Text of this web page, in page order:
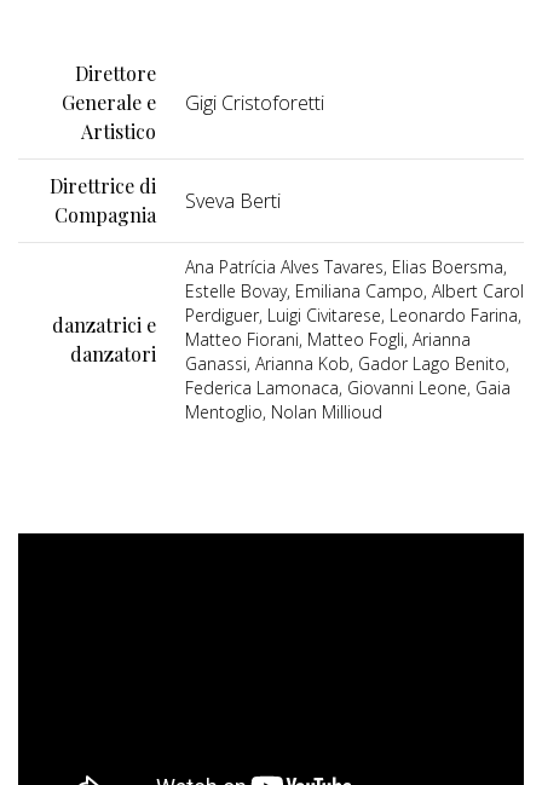
Direttore
Generale e
Artistico
Gigi Cristoforetti
Direttrice di
Compagnia
Sveva Berti
danzatrici e
danzatori
Ana Patrícia Alves Tavares, Elias Boersma,
Estelle Bovay, Emiliana Campo, Albert Carol
Perdiguer, Luigi Civitarese, Leonardo Farina,
Matteo Fiorani, Matteo Fogli, Arianna
Ganassi, Arianna Kob, Gador Lago Benito,
Federica Lamonaca, Giovanni Leone, Gaia
Mentoglio, Nolan Millioud